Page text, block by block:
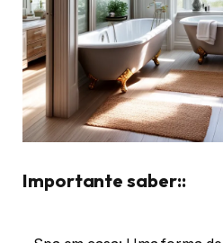
Importante saber::